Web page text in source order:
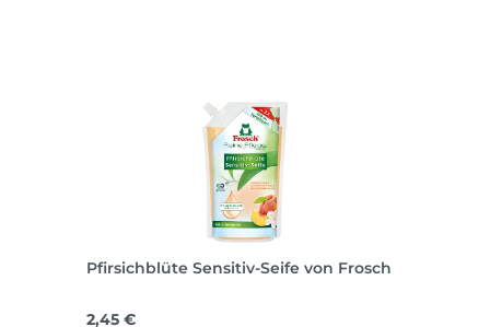
Pfirsichblüte Sensitiv-Seife von Frosch
Regulärer Preis:
2,45 €